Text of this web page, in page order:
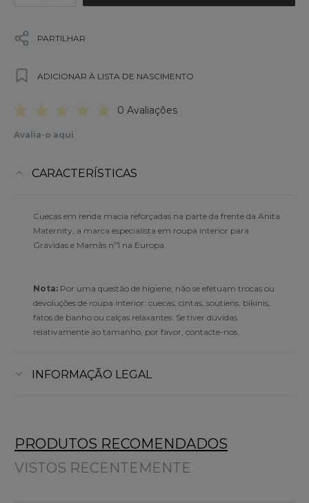
PARTILHAR
ADICIONAR À LISTA DE NASCIMENTO
0 Avaliações
Avalia-o aqui
CARACTERÍSTICAS
Cuecas em renda macia reforçadas na parte da frente da Anita
Maternity, a marca especialista em roupa interior para
Grávidas e Mamãs nº1 na Europa.
Nota: Por uma questão de higiene, não se efetuam trocas ou
devoluções de roupa interior: cuecas, cintas, soutiens, bikinis,
fatos de banho ou calças relaxantes. Se tiver dúvidas
relativamente ao tamanho, por favor, contacte-nos.
INFORMAÇÃO LEGAL
PRODUTOS RECOMENDADOS
VISTOS RECENTEMENTE